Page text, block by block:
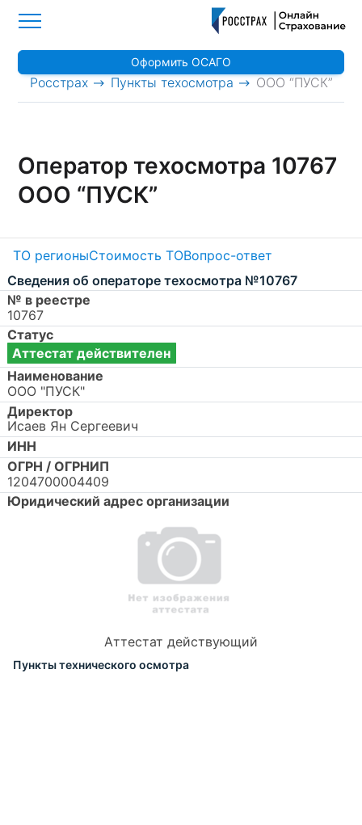
Росстрах > Пункты техосмотра > ООО “ПУСК”
Оформить ОСАГО
Оператор техосмотра 10767
ООО “ПУСК”
ТО регионыСтоимость ТОВопрос-ответ
Сведения об операторе техосмотра №10767
№ в реестре
10767
Статус
Аттестат действителен
Наименование
ООО "ПУСК"
Директор
Исаев Ян Сергеевич
ИНН
ОГРН / ОГРНИП
1204700004409
Юридический адрес организации
Аттестат действующий
Пункты технического осмотра